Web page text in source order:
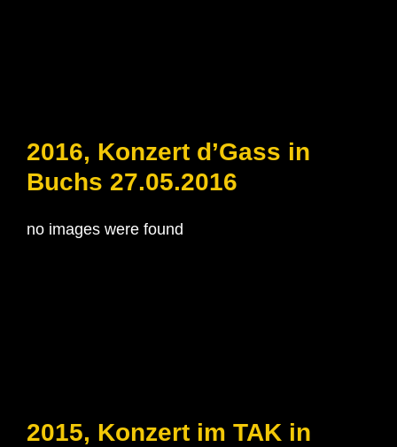
2016, Konzert d’Gass in
Buchs 27.05.2016
no images were found
2015, Konzert im TAK in